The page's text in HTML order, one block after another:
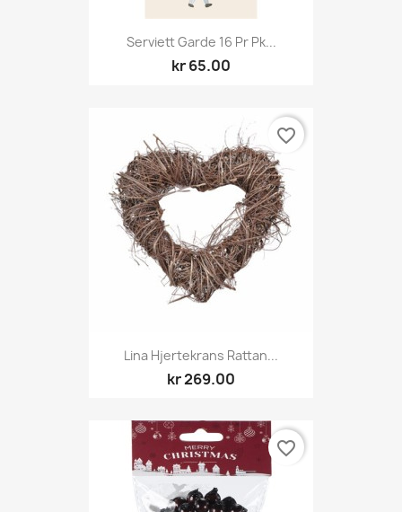
Serviett Garde 16 Pr Pk...
kr 65.00
Lina Hjertekrans Rattan...
kr 269.00
favorite_border
favorite_border